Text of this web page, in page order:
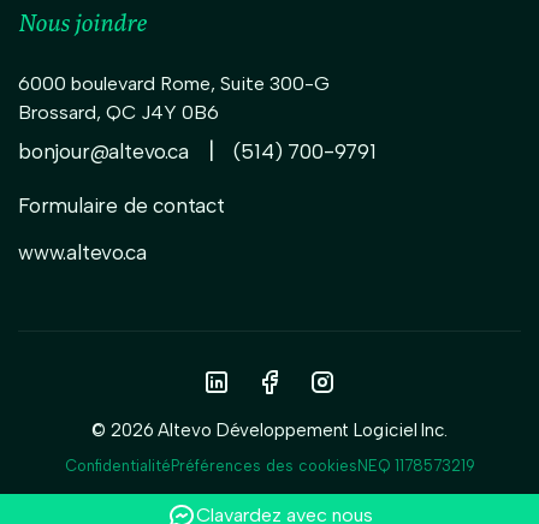
Clavardez avec nous
Nous joindre
6000 boulevard Rome, Suite 300-G
Brossard, QC J4Y 0B6
bonjour@altevo.ca (514) 700-9791
Formulaire de contact
www.altevo.ca
© 2026 Altevo Développement Logiciel Inc.
Confidentialité Préférences des cookies NEQ 1178573219